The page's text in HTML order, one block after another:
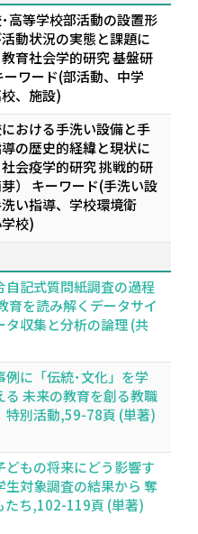
高等学校部活動の設置形
動状況の実態と課題に
育社会学的研究 基盤研
ーワード(部活動、中学
、施設)
おける手洗い設備と手
の歴史的経緯と現状に
会疫学的研究 挑戦的研
） キーワード(手洗い設
い指導、学校環境衛
校)
自記式質問紙調査の過程
育を読み解くデータサイ
収集と分析の論理 (共
例に「伝統･文化」を学
る 未来の教育を創る教職
別活動,59-78頁 (単著)
どもの将来にどう影響す
生対象調査の結果から 奪
たち,102-119頁 (単著)